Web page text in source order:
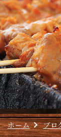
ホーム ブロ